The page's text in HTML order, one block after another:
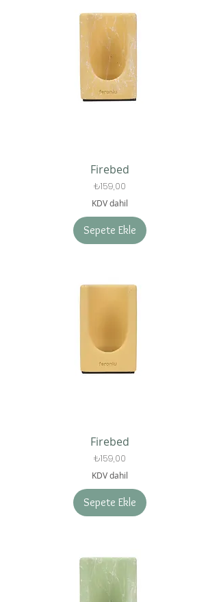
Firebed
Fiyat
₺159,00
KDV dahil
Sepete Ekle
Firebed
Fiyat
₺159,00
KDV dahil
Sepete Ekle